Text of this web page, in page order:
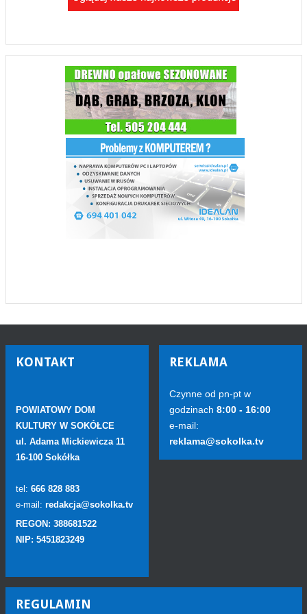
KONTAKT
POWIATOWY DOM
KULTURY W SOKÓŁCE
ul. Adama Mickiewicza 11
16-100 Sokółka
tel: 666 828 883
e-mail: redakcja@sokolka.tv
REGON: 388681522
NIP: 5451823249
REKLAMA
Czynne od pn-pt w
godzinach 8:00 - 16:00
e-mail:
reklama@sokolka.tv
REGULAMIN